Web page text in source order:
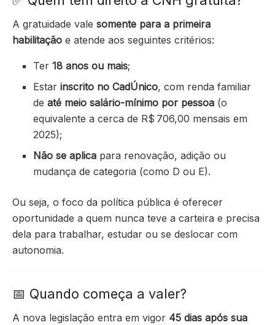
A gratuidade vale somente para a primeira
habilitação e atende aos seguintes critérios:
Ter18 anos ou mais;
Estarinscrito no CadÚnico, com renda familiar
deaté meio salário-mínimo por pessoa (o
equivalente a cerca de R$ 706,00 mensais em
2025);
Não se aplica para renovação, adição ou
mudança de categoria (como D ou E).
Ou seja, o foco da política pública é oferecer
oportunidade a quem nunca teve a carteira e precisa
dela para trabalhar, estudar ou se deslocar com
autonomia.
📅 Quando começa a valer?
A nova legislação entra em vigor 45 dias após sua